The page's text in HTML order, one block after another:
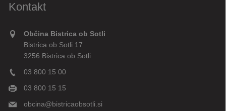
Kontakt
Občina Bistrica ob Sotli
Bistrica ob Sotli 17
3256 Bistrica ob Sotli
03 800 15 00
03 800 15 15
obcina@bistricaobsotli.si